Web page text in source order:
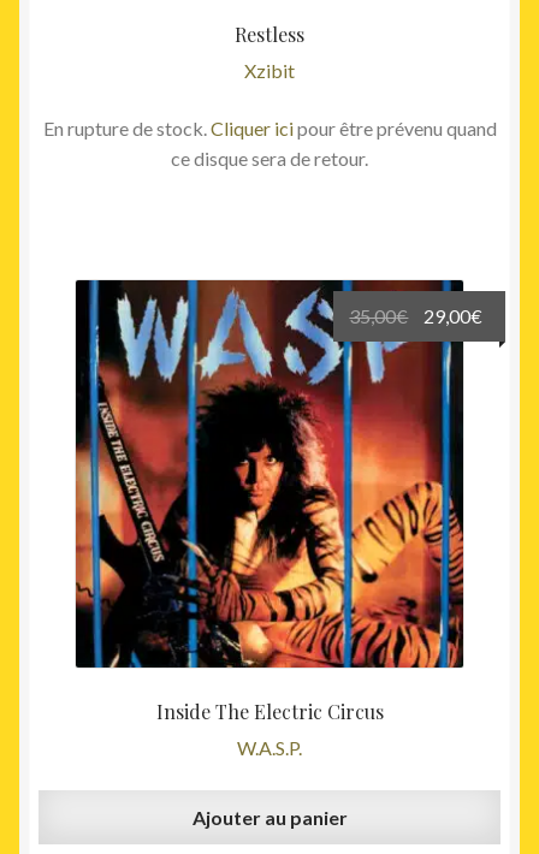
Restless
Xzibit
En rupture de stock.Cliquer icipour être prévenu quand
ce disque sera de retour.
Inside The Electric Circus
W.A.S.P.
35,00€
Le
prix
initial
était :
35,00€.
29,00€
prix
Ajouter au panier